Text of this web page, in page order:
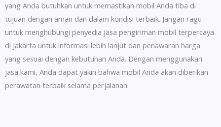
yang Anda butuhkan untuk memastikan mobil Anda tiba di
tujuan dengan aman dan dalam kondisi terbaik. Jangan ragu
untuk menghubungi penyedia jasa pengiriman mobil terpercaya
di Jakarta untuk informasi lebih lanjut dan penawaran harga
yang sesuai dengan kebutuhan Anda. Dengan menggunakan
jasa kami, Anda dapat yakin bahwa mobil Anda akan diberikan
perawatan terbaik selama perjalanan.